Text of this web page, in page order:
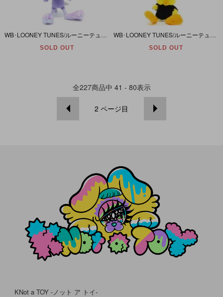
SOLD OUT SOLD OUT
全227商品中 41 - 80表示
2 ページ目
KNot a TOY -ノット ア トイ-